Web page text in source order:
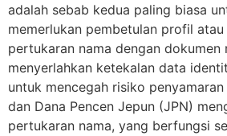
adalah sebab kedua paling biasa
memerlukan pembetulan profil atau
pertukaran nama dengan dokumen
menyerlahkan ketekalan data
untuk mencegah risiko penyamaran
dan Dana Pencen Jepun (JPN)
pertukaran nama, yang berfungsi